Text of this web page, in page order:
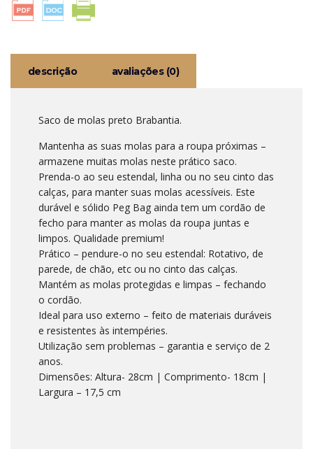
descrição avaliações (0)
Saco de molas preto Brabantia.
Mantenha as suas molas para a roupa próximas –
armazene muitas molas neste prático saco.
Prenda-o ao seu estendal, linha ou no seu cinto das
calças, para manter suas molas acessíveis. Este
durável e sólido Peg Bag ainda tem um cordão de
fecho para manter as molas da roupa juntas e
limpos. Qualidade premium!
Prático – pendure-o no seu estendal: Rotativo, de
parede, de chão, etc ou no cinto das calças.
Mantém as molas protegidas e limpas – fechando
o cordão.
Ideal para uso externo – feito de materiais duráveis ​​
e resistentes às intempéries.
Utilização sem problemas – garantia e serviço de 2
anos.
Dimensões: Altura- 28cm | Comprimento- 18cm |
Largura – 17,5 cm